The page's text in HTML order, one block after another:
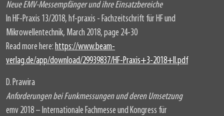
Neue EMV-Messempfänger und ihre Einsatzbereiche
In HF-Praxis 13/2018, hf-praxis - Fachzeitschrift für HF und
Mikrowellentechnik, March 2018, page 24-30
Read more here: https://www.beam-
verlag.de/app/download/29939837/HF-Praxis+3-2018+II.pdf
D. Prawira
Anforderungen bei Funkmessungen und deren Umsetzung
emv 2018 – Internationale Fachmesse und Kongress für